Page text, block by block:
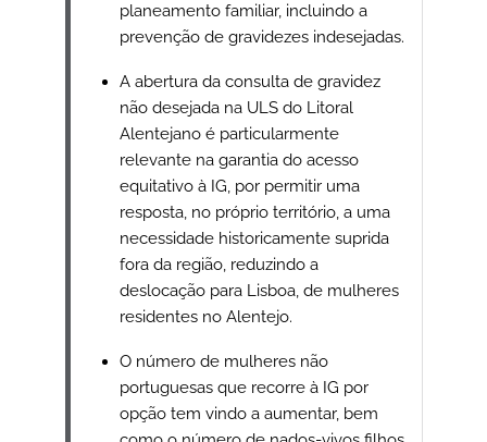
planeamento familiar, incluindo a
prevenção de gravidezes indesejadas.
A abertura da consulta de gravidez
não desejada na ULS do Litoral
Alentejano é particularmente
relevante na garantia do acesso
equitativo à IG, por permitir uma
resposta, no próprio território, a uma
necessidade historicamente suprida
fora da região, reduzindo a
deslocação para Lisboa, de mulheres
residentes no Alentejo.
O número de mulheres não
portuguesas que recorre à IG por
opção tem vindo a aumentar, bem